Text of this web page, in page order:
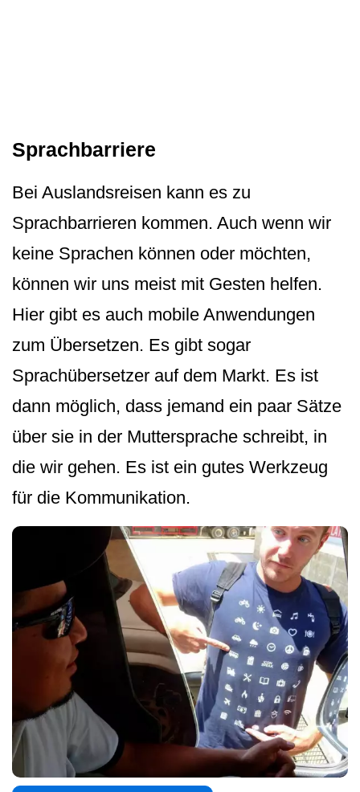
Sprachbarriere
Bei Auslandsreisen kann es zu
Sprachbarrieren kommen. Auch wenn wir
keine Sprachen können oder möchten,
können wir uns meist mit Gesten helfen.
Hier gibt es auch mobile Anwendungen
zum Übersetzen. Es gibt sogar
Sprachübersetzer auf dem Markt. Es ist
dann möglich, dass jemand ein paar Sätze
über sie in der Muttersprache schreibt, in
die wir gehen. Es ist ein gutes Werkzeug
für die Kommunikation.